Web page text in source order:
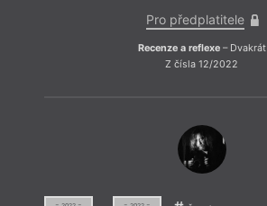
Pro předplatitele
Recenze a reflexe– Dvakrát
Z čísla 12/2022